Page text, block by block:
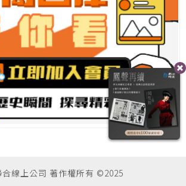
合線上公司 著作權所有 ©2025